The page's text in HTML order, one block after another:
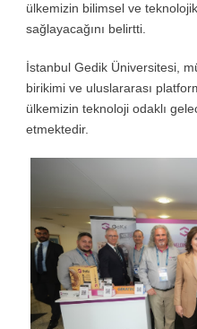
ülkemizin bilimsel ve
sağlayacağını belirtti.
İstanbul Gedik Üniversitesi,
birikimi ve uluslararası
ülkemizin teknoloji odaklı
etmektedir.